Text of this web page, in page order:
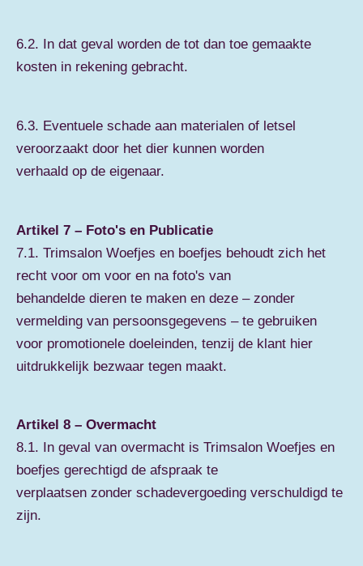
6.2. In dat geval worden de tot dan toe gemaakte
kosten in rekening gebracht.
6.3. Eventuele schade aan materialen of letsel
veroorzaakt door het dier kunnen worden
verhaald op de eigenaar.
Artikel 7 – Foto's en Publicatie
7.1. Trimsalon Woefjes en boefjes behoudt zich het
recht voor om voor en na foto's van
behandelde dieren te maken en deze – zonder
vermelding van persoonsgegevens – te gebruiken
voor promotionele doeleinden, tenzij de klant hier
uitdrukkelijk bezwaar tegen maakt.
Artikel 8 – Overmacht
8.1. In geval van overmacht is Trimsalon Woefjes en
boefjes gerechtigd de afspraak te
verplaatsen zonder schadevergoeding verschuldigd te
zijn.